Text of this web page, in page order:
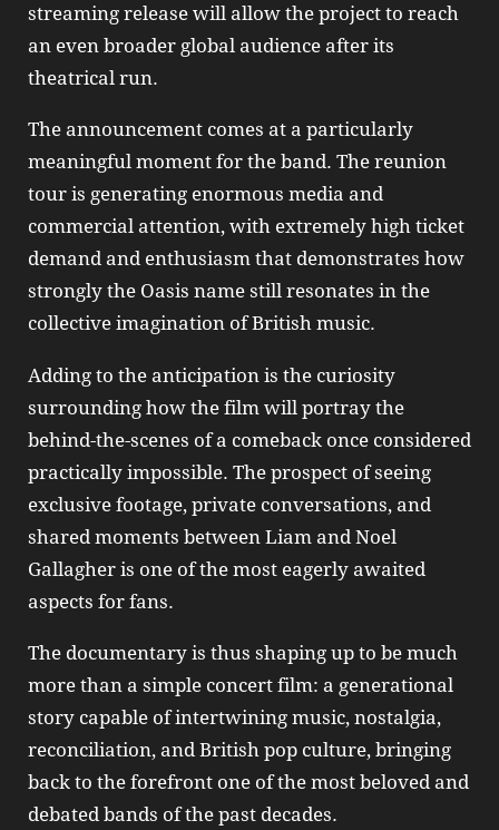
streaming release will allow the project to reach
an even broader global audience after its
theatrical run.
The announcement comes at a particularly
meaningful moment for the band. The reunion
tour is generating enormous media and
commercial attention, with extremely high ticket
demand and enthusiasm that demonstrates how
strongly the Oasis name still resonates in the
collective imagination of British music.
Adding to the anticipation is the curiosity
surrounding how the film will portray the
behind‑the‑scenes of a comeback once considered
practically impossible. The prospect of seeing
exclusive footage, private conversations, and
shared moments between Liam and Noel
Gallagher is one of the most eagerly awaited
aspects for fans.
The documentary is thus shaping up to be much
more than a simple concert film: a generational
story capable of intertwining music, nostalgia,
reconciliation, and British pop culture, bringing
back to the forefront one of the most beloved and
debated bands of the past decades.